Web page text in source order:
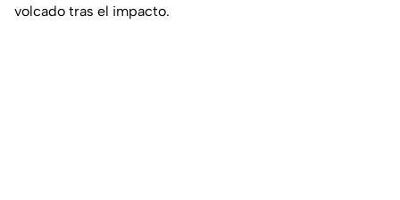
volcado tras el impacto.